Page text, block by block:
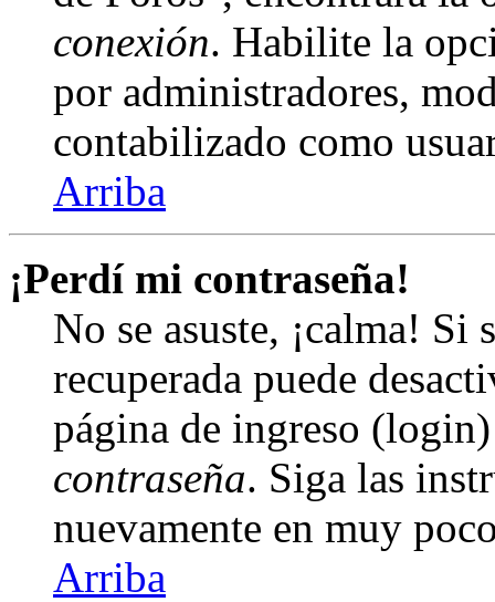
conexión. Habilite la
por administradores,
contabilizado como
Arriba
¡Perdí mi contraseña!
No se asuste, ¡calma! Si
recuperada puede
página de ingreso
contraseña. Siga las
nuevamente en muy
Arriba